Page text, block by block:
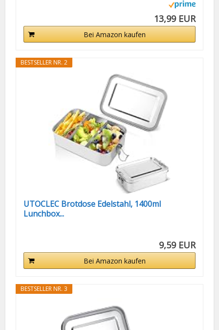
13,99 EUR
Bei Amazon kaufen
BESTSELLER NR. 2
UTOCLEC Brotdose Edelstahl, 1400ml
Lunchbox...
9,59 EUR
Bei Amazon kaufen
BESTSELLER NR. 3